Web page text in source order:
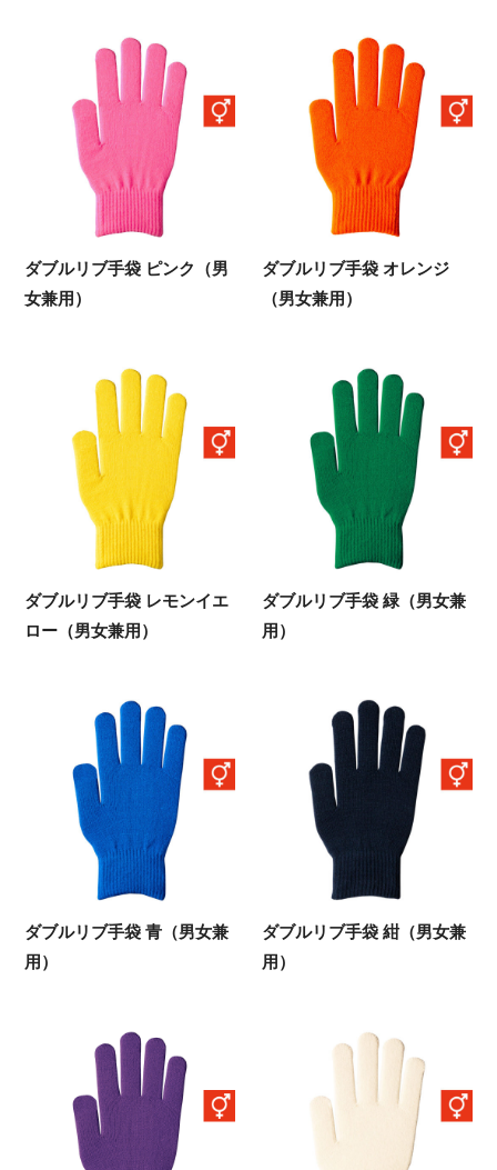
ダブルリブ手袋 ピンク（男
女兼用）
ダブルリブ手袋 オレンジ
（男女兼用）
ダブルリブ手袋 レモンイエ
ロー（男女兼用）
ダブルリブ手袋 緑（男女兼
用）
ダブルリブ手袋 青（男女兼
用）
ダブルリブ手袋 紺（男女兼
用）